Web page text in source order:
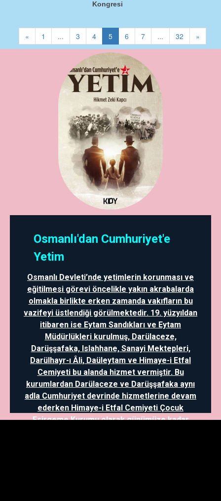
Kongresi
« 1 ... 3 4 5 6 7 ... 32 »
Osmanlı'dan Cumhuriyet'e
Yetim
Osmanlı Devleti’nde yetimlerin korunması ve
eğitilmesi görevi öncelikle yakın akrabalarda
olmakla birlikte erken zamanda vakıfların bu
vazifeyi üstlendiği görülmektedir. 19. yüzyıldan
itibaren ise Eytam Sandıkları ve Eytam
Müdürlükleri kurulmuş, Darülaceze,
Darüşşafaka, Islahhane, Sanayi Mektepleri,
Darülhayr-ı Âli, Daüleytam ve Himaye-i Etfal
Cemiyeti bu alanda hizmet vermiştir. Bu
kurumlardan Darülaceze ve Darüşşafaka aynı
adla Cumhuriyet devrinde hizmetlerine devam
ederken Himaye-i Etfal Cemiyeti Çocuk
Esirgeme Kurumu olarak günümüze kadar